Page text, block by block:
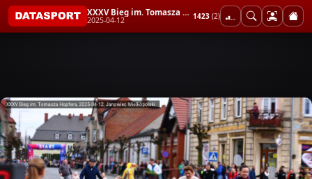
XXXV Bieg im. Tomasza Hopfera
2025-04-12 1423 (2)